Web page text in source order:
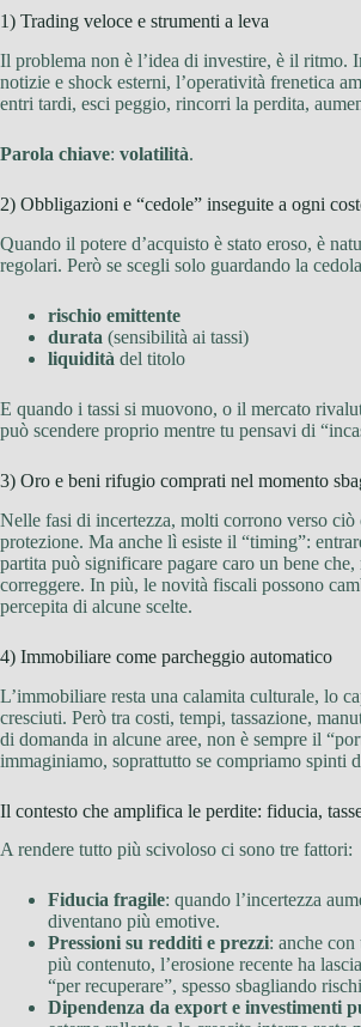
1) Trading veloce e strumenti a leva
Il problema non è l’idea di investire, è il ritmo.
notizie e shock esterni, l’operatività frenetica
entri tardi, esci peggio, rincorri la perdita,
Parola chiave: volatilità.
2) Obbligazioni e “cedole” inseguite a ogni
Quando il potere d’acquisto è stato eroso, è
regolari. Però se scegli solo guardando la
rischio emittente
durata (sensibilità ai tassi)
liquidità del titolo
E quando i tassi si muovono, o il mercato
può scendere proprio mentre tu pensavi di
3) Oro e beni rifugio comprati nel momento
Nelle fasi di incertezza, molti corrono verso ciò
protezione. Ma anche lì esiste il “timing”:
partita può significare pagare caro un bene
correggere. In più, le novità fiscali possono
percepita di alcune scelte.
4) Immobiliare come parcheggio automatico
L’immobiliare resta una calamita culturale, lo
cresciuti. Però tra costi, tempi, tassazione,
di domanda in alcune aree, non è sempre il
immaginiamo, soprattutto se compriamo spinti
Il contesto che amplifica le perdite: fiducia,
A rendere tutto più scivoloso ci sono tre fattori:
Fiducia fragile: quando l’incertezza
diventano più emotive.
Pressioni su redditi e prezzi: anche
più contenuto, l’erosione recente ha
“per recuperare”, spesso sbagliando
Dipendenza da export e investimenti